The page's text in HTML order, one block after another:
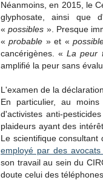
Néanmoins, en 2015, le
glyphosate, ainsi que
«possibles ». Presque
«probable » et «
cancérigènes. «La peur
amplifié la peur sans
L'examen de la
En particulier, au
d'activistes anti-
plaideurs ayant des
Le scientifique
employé par des avocats
son travail au sein du
doute celui des